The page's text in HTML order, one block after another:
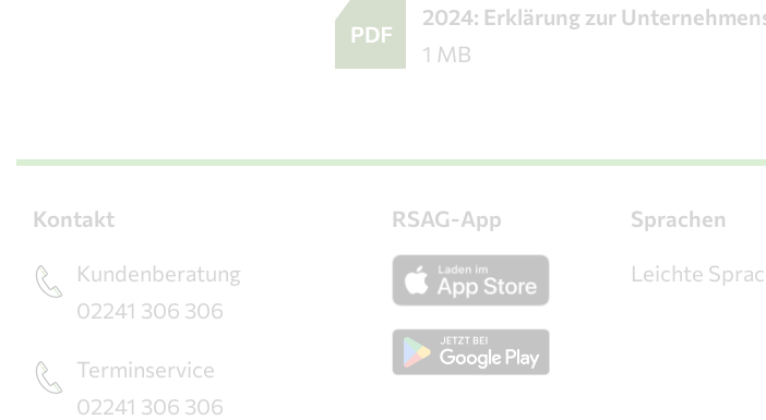
2024: Erklärung zur
1 MB
Kontakt
Kundenberatung
02241 306 306
Terminservice
02241 306 306
RSAG-App Sprachen
Leichte